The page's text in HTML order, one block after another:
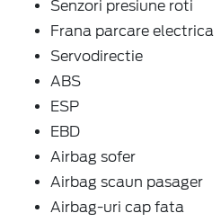
Senzori presiune roti
Frana parcare electrica
Servodirectie
ABS
ESP
EBD
Airbag sofer
Airbag scaun pasager
Airbag-uri cap fata